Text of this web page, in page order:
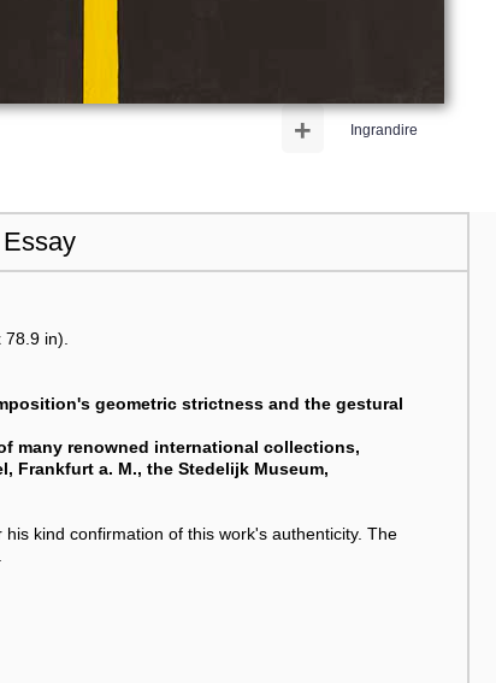
Ingrandire
+
Essay
in).
geometric strictness and the gestural
many renowned international collections,
Frankfurt a. M., the Stedelijk Museum,
kind confirmation of this work's authenticity. The